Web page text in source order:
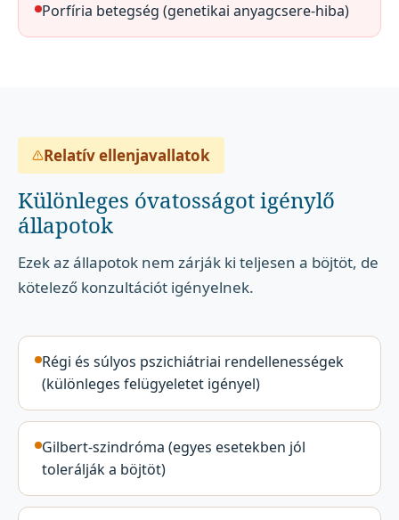
Porfíria betegség (genetikai anyagcsere-hiba)
Relatív ellenjavallatok
Különleges óvatosságot igénylő
állapotok
Ezek az állapotok nem zárják ki teljesen a böjtöt, de
kötelező konzultációt igényelnek.
Régi és súlyos pszichiátriai rendellenességek
(különleges felügyeletet igényel)
Gilbert-szindróma (egyes esetekben jól
tolerálják a böjtöt)